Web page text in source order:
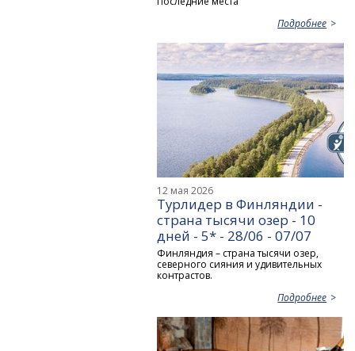
Подробнее
12 мая 2026
Турлидер в Финляндии -
страна тысячи озер - 10
дней - 5* - 28/06 - 07/07
Финляндия – страна тысячи озер,
северного сияния и удивительных
контрастов.
Подробнее